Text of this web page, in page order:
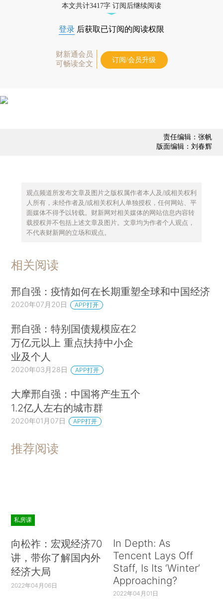
本文共计3417字 订阅后继续阅读
登录 后获取已订阅的阅读权限
财新通会员
可畅读全文
订阅/会员升级
责任编辑：张帆
版面编辑：刘春辉
观点频道所发布文章及图片之版权属作者本人及/或相关权利
人所有，未经作者及/或相关权利人单独授权，任何网站、平
面媒体不得予以转载。财新网对相关媒体的网站信息内容转
载授权并不包括上述文章及图片。文章均为作者个人观点，
不代表财新网的立场和观点。
相关阅读
邢自强：疫情如何在长期重塑全球和中国经济
2020年07月20日 APP打开
邢自强：特别国债规模应在2
万亿元以上 重点扶持中小企
业及个人
2020年03月28日 APP打开
大摩邢自强：中国将产生五个
1.2亿人左右的城市群
2020年01月07日 APP打开
推荐阅读
私房课
向松祚：宏观经济70
讲，带你了解国内外
经济大局
2022年04月06日
In Depth: As
Tencent Lays Off
Staff, Is Its ‘Winter’
Approaching?
2022年04月01日